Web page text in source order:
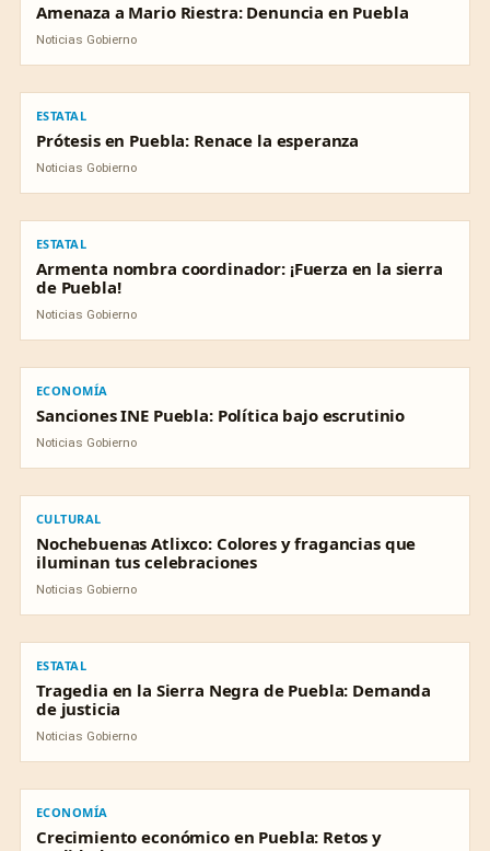
Amenaza a Mario Riestra: Denuncia en Puebla
Noticias Gobierno
ESTATAL
Prótesis en Puebla: Renace la esperanza
Noticias Gobierno
ESTATAL
Armenta nombra coordinador: ¡Fuerza en la sierra
de Puebla!
Noticias Gobierno
ECONOMÍA
Sanciones INE Puebla: Política bajo escrutinio
Noticias Gobierno
CULTURAL
Nochebuenas Atlixco: Colores y fragancias que
iluminan tus celebraciones
Noticias Gobierno
ESTATAL
Tragedia en la Sierra Negra de Puebla: Demanda
de justicia
Noticias Gobierno
ECONOMÍA
Crecimiento económico en Puebla: Retos y